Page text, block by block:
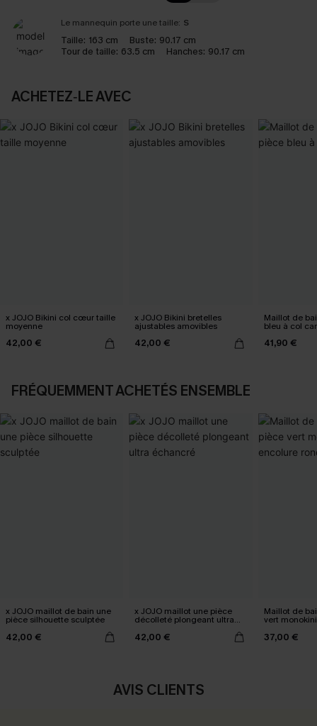
Le mannequin porte une taille: S
Taille: 163 cm Buste: 90.17 cm
Tour de taille: 63.5 cm Hanches: 90.17 cm
ACHETEZ‑LE AVEC
x JOJO Bikini col cœur taille
moyenne
42,00 €
x JOJO Bikini bretelles
ajustables amovibles
42,00 €
Maillot de
bleu à col
41,90 €
FRÉQUEMMENT ACHETÉS ENSEMBLE
x JOJO maillot de bain une
pièce silhouette sculptée
42,00 €
x JOJO maillot une pièce
décolleté plongeant ultra
42,00 €
Maillot de
vert
37,00 €
AVIS CLIENTS